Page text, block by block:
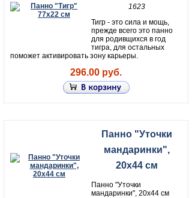
1623
Тигр - это сила и мощь,
прежде всего это панно
для родивщихся в год
тигра, для остальных
поможет активировать зону карьеры.
296.00 руб.
Панно "Уточки
мандаринки",
20х44 см
Панно "Уточки
мандаринки", 20х44 см